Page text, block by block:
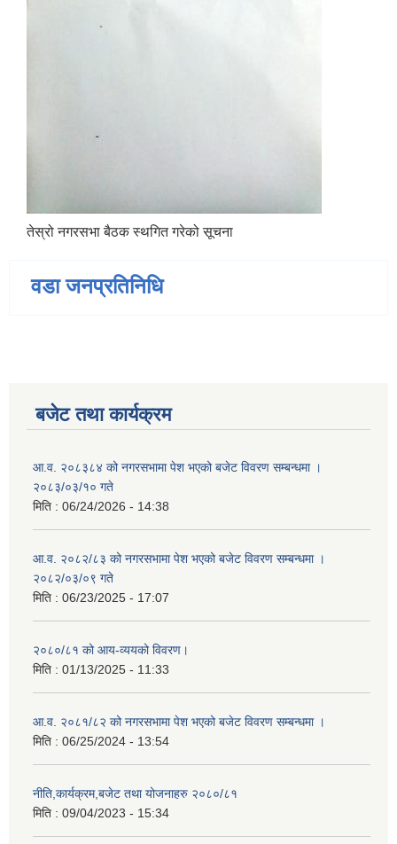
तेस्रो नगरसभा बैठक स्थगित गरेको सूचना
वडा जनप्रतिनिधि
बजेट तथा कार्यक्रम
आ.व. २०८३८४ को नगरसभामा पेश भएको बजेट विवरण सम्बन्धमा ।
२०८३/०३/१० गते
मिति : 06/24/2026 - 14:38
आ.व. २०८२/८३ को नगरसभामा पेश भएको बजेट विवरण सम्बन्धमा ।
२०८२/०३/०९ गते
मिति : 06/23/2025 - 17:07
२०८०/८१ को आय-व्ययको विवरण।
मिति : 01/13/2025 - 11:33
आ.व. २०८१/८२ को नगरसभामा पेश भएको बजेट विवरण सम्बन्धमा ।
मिति : 06/25/2024 - 13:54
नीति,कार्यक्रम,बजेट तथा योजनाहरु २०८०/८१
मिति : 09/04/2023 - 15:34